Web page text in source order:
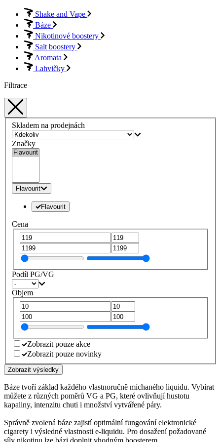
Shake and Vape
Báze
Nikotinové boostery
Salt boostery
Aromata
Lahvičky
Filtrace
Skladem na prodejnách
Značky
Flavourit
Flavourit
Cena
Podíl PG/VG
Objem
Zobrazit pouze akce
Zobrazit pouze novinky
Zobrazit výsledky
Báze tvoří základ každého vlastnoručně míchaného liquidu. Vybírat
můžete z různých poměrů VG a PG, které ovlivňují hustotu
kapaliny, intenzitu chuti i množství vytvářené páry.
Správně zvolená báze zajistí optimální fungování elektronické
cigarety i výsledné vlastnosti e-liquidu. Pro dosažení požadované
síly nikotinu lze bázi doplnit vhodným boosterem.